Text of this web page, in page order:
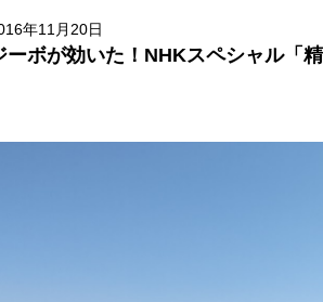
年11月20日
ボが効いた！NHKスペシャル「